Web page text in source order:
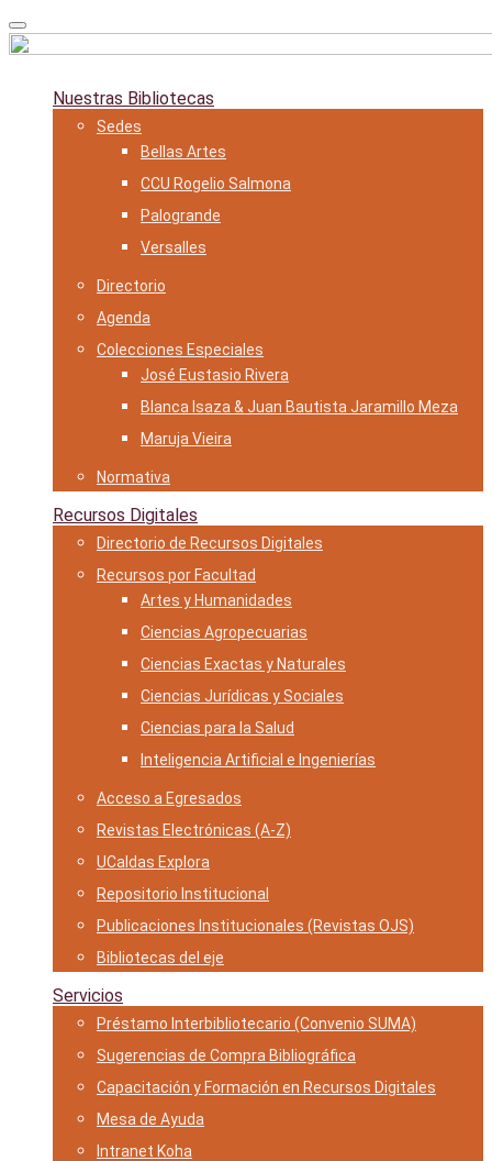
Skip
to
content
Nuestras Bibliotecas
Sedes
Bellas Artes
CCU Rogelio Salmona
Palogrande
Versalles
Directorio
Agenda
Colecciones Especiales
José Eustasio Rivera
Blanca Isaza & Juan Bautista Jaramillo Meza
Maruja Vieira
Normativa
Recursos Digitales
Directorio de Recursos Digitales
Recursos por Facultad
Artes y Humanidades
Ciencias Agropecuarias
Ciencias Exactas y Naturales
Ciencias Jurídicas y Sociales
Ciencias para la Salud
Inteligencia Artificial e Ingenierías
Acceso a Egresados
Revistas Electrónicas (A-Z)
UCaldas Explora
Repositorio Institucional
Publicaciones Institucionales (Revistas OJS)
Bibliotecas del eje
Servicios
Préstamo Interbibliotecario (Convenio SUMA)
Sugerencias de Compra Bibliográfica
Capacitación y Formación en Recursos Digitales
Mesa de Ayuda
Intranet Koha